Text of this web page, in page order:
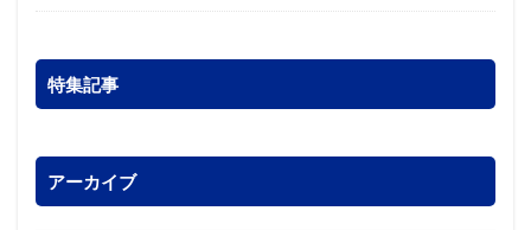
特集記事
アーカイブ